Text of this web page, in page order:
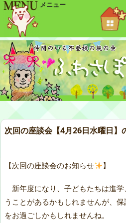
次回の座談会【4月26日水曜日】
【次回の座談会のお知らせ 】
新年度になり、子どもたちは進
うことがあるかもしれませんが、
をお過ごしかもしれませんね。
メニュー